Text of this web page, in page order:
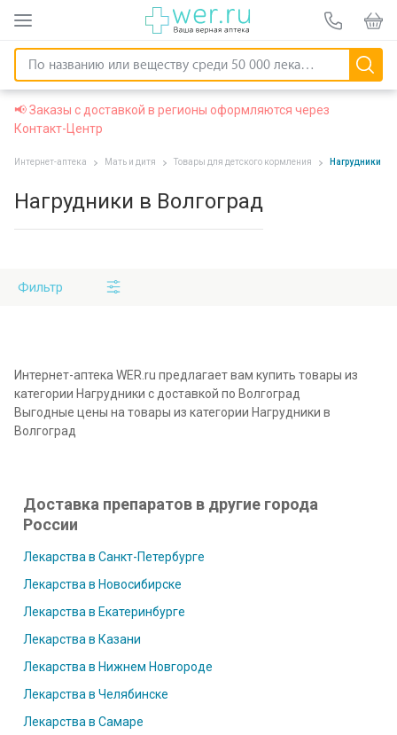
📢 Заказы с доставкой в регионы оформляются через
Контакт-Центр
Интернет-аптека Мать и дитя Товары для детского кормления Нагрудники
Нагрудники в Волгоград
Фильтр
Интернет-аптека WER.ru предлагает вам купить товары из
категории Нагрудники с доставкой по Волгоград
Выгодные цены на товары из категории Нагрудники в
Волгоград
Доставка препаратов в другие города
России
Лекарства в Санкт-Петербурге
Лекарства в Новосибирске
Лекарства в Екатеринбурге
Лекарства в Казани
Лекарства в Нижнем Новгороде
Лекарства в Челябинске
Лекарства в Самаре